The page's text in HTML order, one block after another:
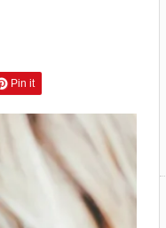
Pin it